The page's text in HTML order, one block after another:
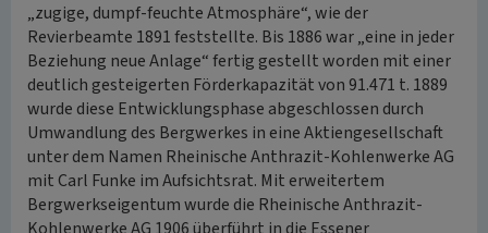
„zugige, dumpf-feuchte Atmosphäre“, wie der
Revierbeamte 1891 feststellte. Bis 1886 war „eine in jeder
Beziehung neue Anlage“ fertig gestellt worden mit einer
deutlich gesteigerten Förderkapazität von 91.471 t. 1889
wurde diese Entwicklungsphase abgeschlossen durch
Umwandlung des Bergwerkes in eine Aktiengesellschaft
unter dem Namen Rheinische Anthrazit-Kohlenwerke AG
mit Carl Funke im Aufsichtsrat. Mit erweitertem
Bergwerkseigentum wurde die Rheinische Anthrazit-